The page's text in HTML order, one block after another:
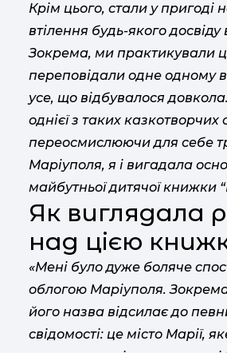
Крім цього, стали у пригоді
втілення будь-якого досвіду
Зокрема, ми практикували
переповідали одне одному
усе, що відбувалося
однієї з таких казкотворчих
переосмислюючи для себе
Маріуполя, я і вигадала
майбутньої дитячої книжки
Як виглядала
над цією
«Мені було дуже боляче
облогою Маріуполя.
його назва відсилає до
свідомості: це місто Марії,